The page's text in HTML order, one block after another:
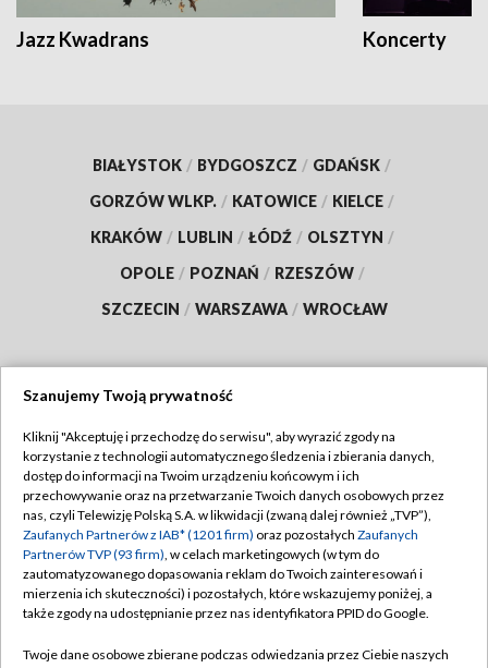
Jazz Kwadrans Koncerty
BIAŁYSTOK / BYDGOSZCZ / GDAŃSK /
GORZÓW WLKP. / KATOWICE / KIELCE /
KRAKÓW / LUBLIN / ŁÓDŹ / OLSZTYN /
OPOLE / POZNAŃ / RZESZÓW /
SZCZECIN / WARSZAWA / WROCŁAW
TVP
Abonament TVP
Emisja w TVP
Centrum informacji TVP
Naziemna Telewizja Cyfrowa
Regulamin TVP
Polityka prywatności
Moje zgody
Pomoc
Szanujemy Twoją prywatność
Kliknij "Akceptuję i przechodzę do serwisu", aby wyrazić zgody na
korzystanie z technologii automatycznego śledzenia i zbierania danych,
dostęp do informacji na Twoim urządzeniu końcowym i ich
przechowywanie oraz na przetwarzanie Twoich danych osobowych przez
nas, czyli Telewizję Polską S.A. w likwidacji (zwaną dalej również „TVP”),
Zaufanych Partnerów z IAB* (1201 firm) oraz pozostałych Zaufanych
Partnerów TVP (93 firm), w celach marketingowych (w tym do
zautomatyzowanego dopasowania reklam do Twoich zainteresowań i
mierzenia ich skuteczności) i pozostałych, które wskazujemy poniżej, a
także zgody na udostępnianie przez nas identyfikatora PPID do Google.
Twoje dane osobowe zbierane podczas odwiedzania przez Ciebie naszych